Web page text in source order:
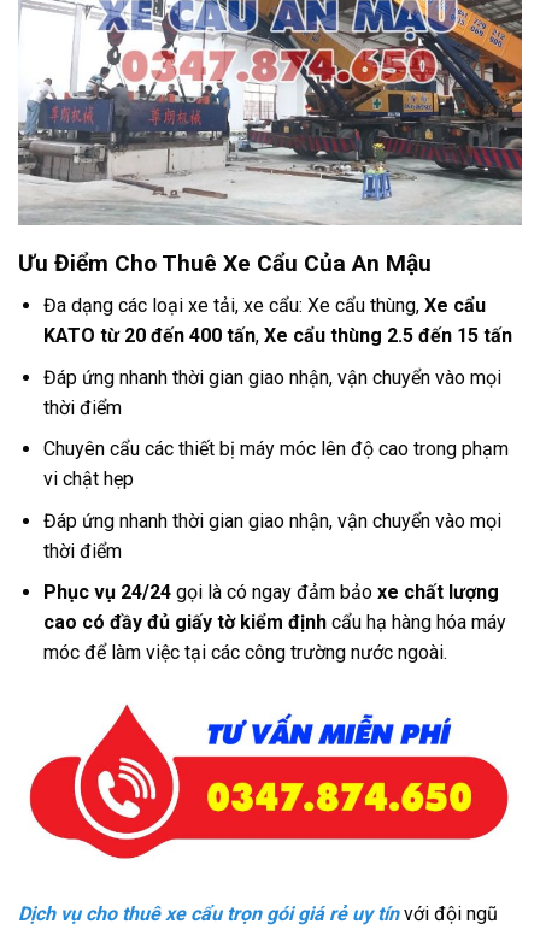
Ưu Điểm Cho Thuê Xe Cẩu Của An Mậu
Đa dạng các loại xe tải, xe cẩu: Xe cẩu thùng, Xe cẩu
KATO từ 20 đến 400 tấn, Xe cẩu thùng 2.5 đến 15 tấn
Đáp ứng nhanh thời gian giao nhận, vận chuyển vào mọi
thời điểm
Chuyên cẩu các thiết bị máy móc lên độ cao trong phạm
vi chật hẹp
Đáp ứng nhanh thời gian giao nhận, vận chuyển vào mọi
thời điểm
Phục vụ 24/24gọi là có ngay đảm bảo xe chất lượng
cao có đầy đủ giấy tờ kiểm địnhcẩu hạ hàng hóa máy
móc để làm việc tại các công trường nước ngoài.
Dịch vụ cho thuê xe cẩu trọn gói giá rẻ uy tínvới đội ngũ